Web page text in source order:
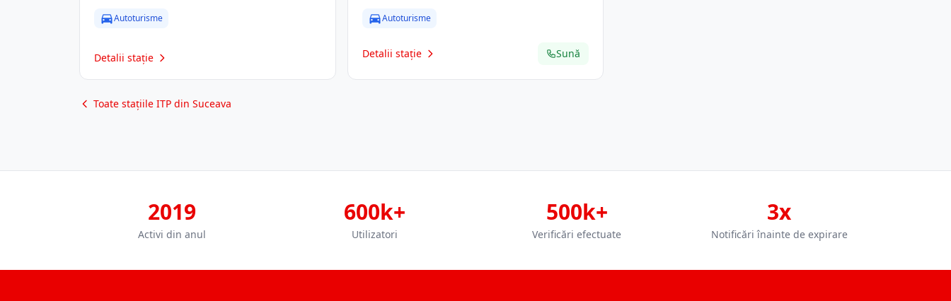
Autoturisme
Detalii stație
Autoturisme
Detalii stație Sună
Toate stațiile ITP din Suceava
2019
Activi din anul
600k+
Utilizatori
500k+
Verificări efectuate
3x
Notificări înainte de expirare